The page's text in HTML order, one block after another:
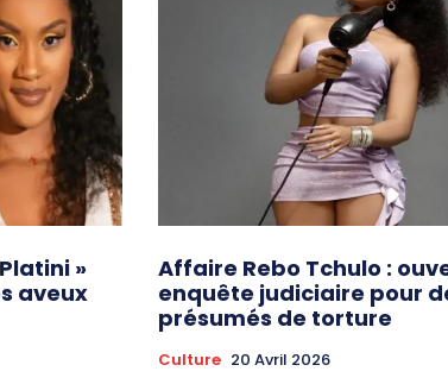
»
aveux
Affaire Rebo Tchulo :
enquête judiciaire pour
présumés de torture
Culture 20 Avril 2026